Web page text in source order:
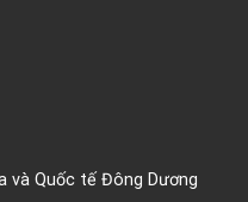
và Quốc tế Đông Dương